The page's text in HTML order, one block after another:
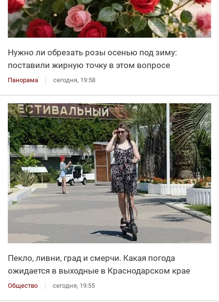
Нужно ли обрезать розы осенью под зиму:
поставили жирную точку в этом вопросе
Панорама сегодня, 19:58
Пекло, ливни, град и смерчи. Какая погода
ожидается в выходные в Краснодарском крае
Общество сегодня, 19:55